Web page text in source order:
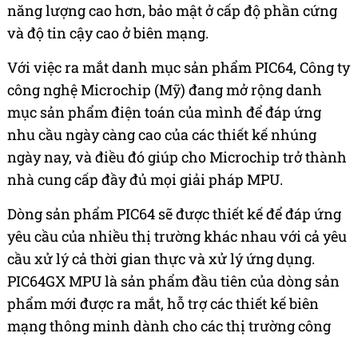
năng lượng cao hơn, bảo mật ở cấp độ phần cứng
và độ tin cậy cao ở biên mạng.
Với việc ra mắt danh mục sản phẩm PIC64, Công ty
công nghệ Microchip (Mỹ) đang mở rộng danh
mục sản phẩm điện toán của mình để đáp ứng
nhu cầu ngày càng cao của các thiết kế nhúng
ngày nay, và điều đó giúp cho Microchip trở thành
nhà cung cấp đầy đủ mọi giải pháp MPU.
Dòng sản phẩm PIC64 sẽ được thiết kế để đáp ứng
yêu cầu của nhiều thị trường khác nhau với cả yêu
cầu xử lý cả thời gian thực và xử lý ứng dụng.
PIC64GX MPU là sản phẩm đầu tiên của dòng sản
phẩm mới được ra mắt, hỗ trợ các thiết kế biên
mạng thông minh dành cho các thị trường công